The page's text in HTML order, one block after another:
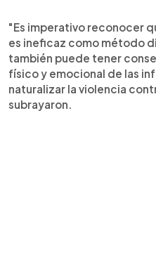
"Es imperativo reconocer
es ineficaz como método
también puede tener
físico y emocional de las
naturalizar la violencia
subrayaron.